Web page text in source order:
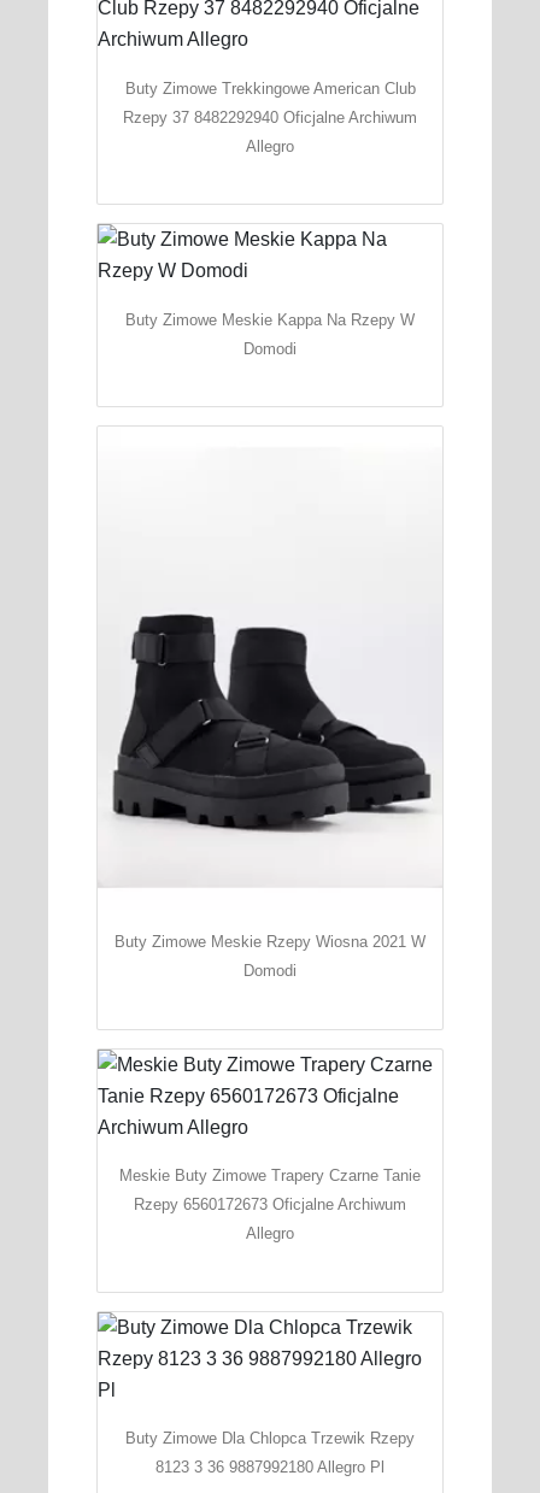
Buty Zimowe Trekkingowe American Club
Rzepy 37 8482292940 Oficjalne Archiwum
Allegro
Buty Zimowe Meskie Kappa Na Rzepy W
Domodi
Buty Zimowe Meskie Rzepy Wiosna 2021 W
Domodi
Meskie Buty Zimowe Trapery Czarne Tanie
Rzepy 6560172673 Oficjalne Archiwum
Allegro
Buty Zimowe Dla Chlopca Trzewik Rzepy
8123 3 36 9887992180 Allegro Pl